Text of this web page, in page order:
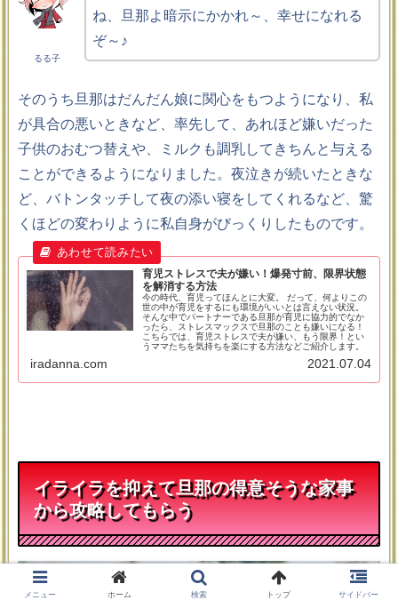
るる子
ね、旦那よ暗示にかかれ～、幸せになれる
ぞ～♪
そのうち旦那はだんだん娘に関心をもつようになり、私
が具合の悪いときなど、率先して、あれほど嫌いだった
子供のおむつ替えや、ミルクも調乳してきちんと与える
ことができるようになりました。夜泣きが続いたときな
ど、バトンタッチして夜の添い寝をしてくれるなど、驚
くほどの変わりように私自身がびっくりしたものです。
育児ストレスで夫が嫌い！爆発寸前、限界状態
を解消する方法
今の時代、育児ってほんとに大変。 だって、何よりこの
世の中が育児をするにも環境がいいとは言えない状況。
そんな中でパートナーである旦那が育児に協力的でなか
ったら、ストレスマックスで旦那のことも嫌いになる！
こちらでは、育児ストレスで夫が嫌い、もう限界！とい
うママたちを気持ちを楽にする方法などご紹介します。
iradanna.com 2021.07.04
イライラを抑えて旦那の得意そうな家事
から攻略してもらう
メニュー ホーム 検索 トップ サイドバー